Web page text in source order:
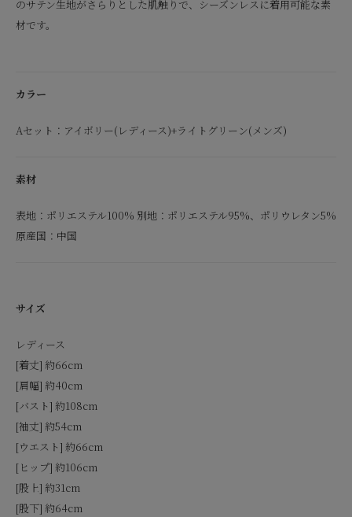
のサテン生地がさらりとした肌触りで、シーズンレスに着用可能な素
材です。
カラー
Aセット：アイボリー(レディース)+ライトグリーン(メンズ)
素材
表地：ポリエステル100% 別地：ポリエステル95%、ポリウレタン5%
原産国：中国
サイズ
レディース
[着丈] 約66cm
[肩幅] 約40cm
[バスト] 約108cm
[袖丈] 約54cm
[ウエスト] 約66cm
[ヒップ] 約106cm
[股上] 約31cm
[股下] 約64cm